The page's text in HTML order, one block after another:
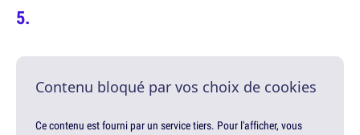
Contenu bloqué par vos choix de cookies
Ce contenu est fourni par un service tiers. Pour l'afficher, vous